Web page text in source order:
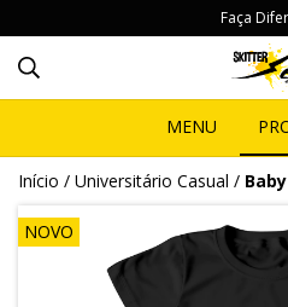
Faça
MENU
Início / Universitário Casual /
NOVO